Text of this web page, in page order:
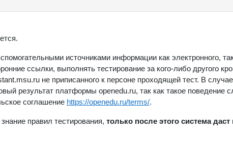
источниками информации как электронного,
ссылки, выполнять тестирование за кого-либо другого
не приписанного к персоне проходящей тест. В
результат платформы openedu.ru, так как такое поведение
соглашение https://openedu.ru/terms/.
правил тестирования, только после этого система даст